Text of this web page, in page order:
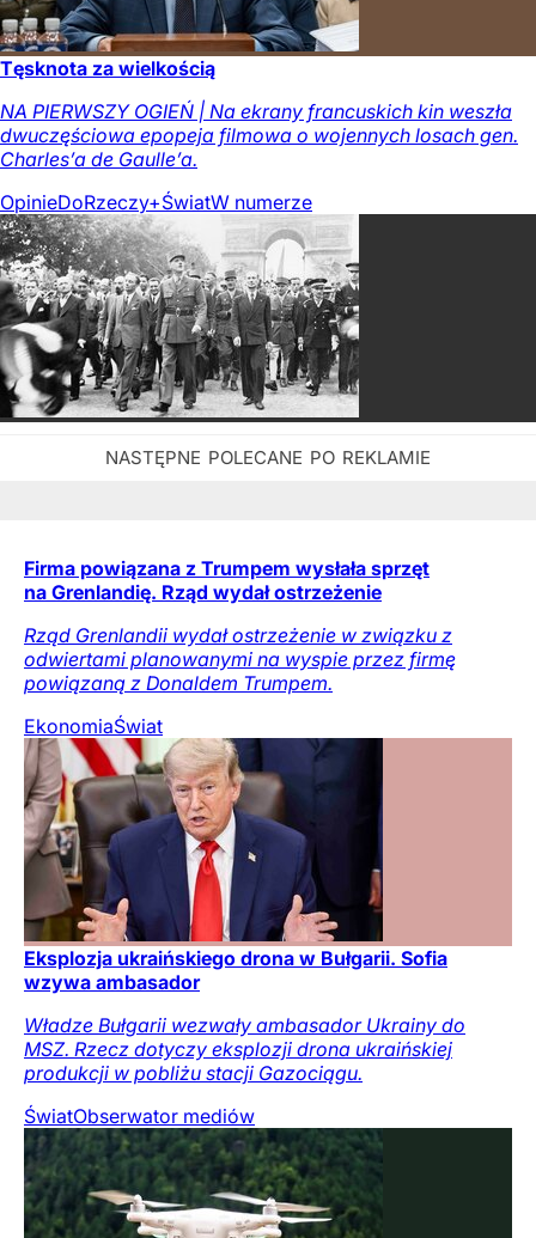
Tęsknota za wielkością
NA PIERWSZY OGIEŃ | Na ekrany francuskich kin weszła
dwuczęściowa epopeja filmowa o wojennych losach gen.
Charles’a de Gaulle’a.
OpinieDoRzeczy+ŚwiatW numerze
Firma powiązana z Trumpem wysłała sprzęt
na Grenlandię. Rząd wydał ostrzeżenie
Rząd Grenlandii wydał ostrzeżenie w związku z
odwiertami planowanymi na wyspie przez firmę
powiązaną z Donaldem Trumpem.
EkonomiaŚwiat
Eksplozja ukraińskiego drona w Bułgarii. Sofia
wzywa ambasador
Władze Bułgarii wezwały ambasador Ukrainy do
MSZ. Rzecz dotyczy eksplozji drona ukraińskiej
produkcji w pobliżu stacji Gazociągu.
ŚwiatObserwator mediów